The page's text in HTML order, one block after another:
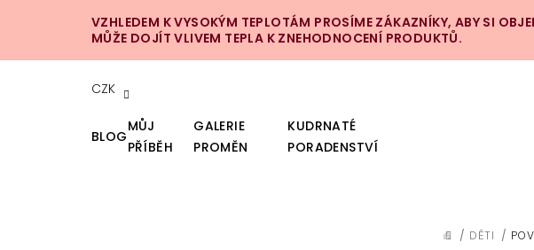
VZHLEDEM K VYSOKÝM TEPLOTÁM PROSÍME ZÁKAZNÍKY, ABY SI
MŮŽE DOJÍT VLIVEM TEPLA K ZNEHODNOCENÍ PRODUKTŮ.
CZK
BLOG
MŮJ
PŘÍBĚH
GALERIE
PROMĚN
KUDRNATÉ
PORADENSTVÍ
DOMŮ
/ DĚTI /